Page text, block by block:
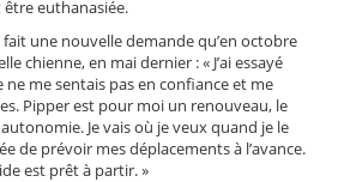
euthanasiée.
fait une nouvelle demande qu’en octobre
chienne, en mai dernier : « J’ai essayé
ne me sentais pas en confiance et me
Pipper est pour moi un renouveau, le
Je vais où je veux quand je le
de prévoir mes déplacements à l’avance.
est prêt à partir. »